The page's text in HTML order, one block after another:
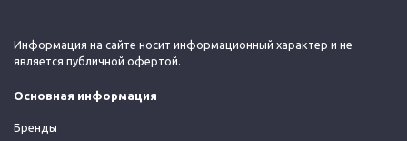
Информация на сайте носит информационный характер и не
является публичной офертой.
Основная информация
Бренды